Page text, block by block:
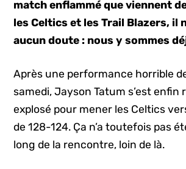
match enflammé que viennent
les Celtics et les Trail Blazers, il
aucun doute : nous y sommes
Après une performance horrible
samedi, Jayson Tatum s’est enfin
explosé pour mener les Celtics
de 128-124. Ça n’a toutefois pas
long de la rencontre, loin de là.